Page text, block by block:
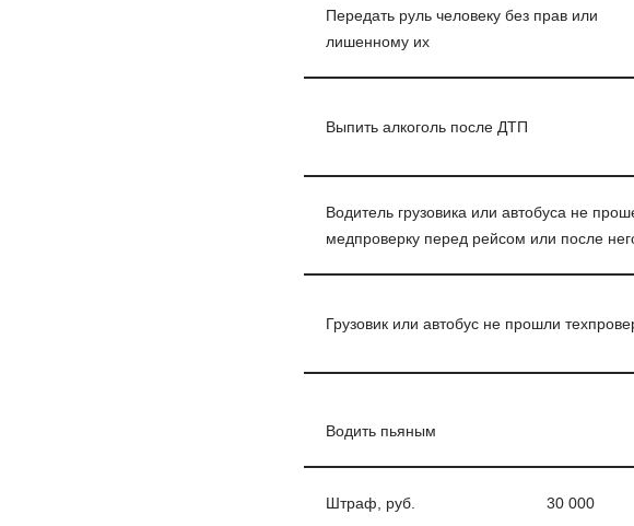
Передать руль человеку без прав или
лишенному их
Выпить алкоголь после ДТП
Водитель грузовика или автобуса не
медпроверку перед рейсом или после
Грузовик или автобус не прошли
Водить пьяным
Штраф, руб. 30 000